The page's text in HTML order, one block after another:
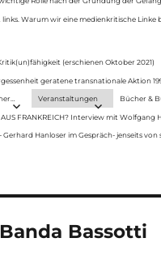
Warum wir eine medienkritische Linke
(erschienen Oktober 2021)
geratene transnationale Aktion
Veranstaltungen Bücher &
AUS FRANKREICH? Interview mit Wolfgang
Hanloser im Gespräch- jenseits von
Banda Bassotti